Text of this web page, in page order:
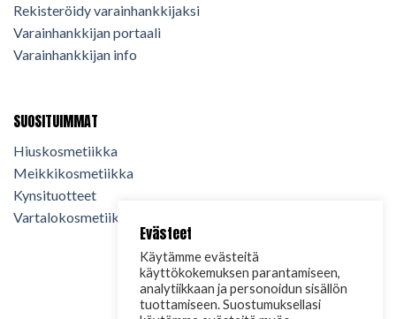
Rekisteröidy varainhankkijaksi
Varainhankkijan portaali
Varainhankkijan info
SUOSITUIMMAT
Hiuskosmetiikka
Meikkikosmetiikka
Kynsituotteet
Vartalokosmetiikka
Evästeet
Käytämme evästeitä
käyttökokemuksen parantamiseen,
analytiikkaan ja personoidun sisällön
tuottamiseen. Suostumuksellasi